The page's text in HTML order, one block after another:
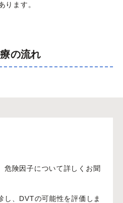
ります。
の流れ
危険因子について詳しくお聞
し、DVTの可能性を評価しま